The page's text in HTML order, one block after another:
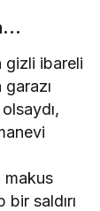
gizli ibareli
garazı
makus
saldırı